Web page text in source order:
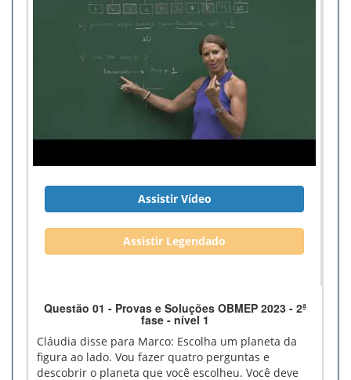
Assistir Vídeo
Assistir Legendado
Questão 01 - Provas e Soluções OBMEP 2023 - 2ª
fase - nível 1
Cláudia disse para Marco: Escolha um planeta da
figura ao lado. Vou fazer quatro perguntas e
descobrir o planeta que você escolheu. Você deve